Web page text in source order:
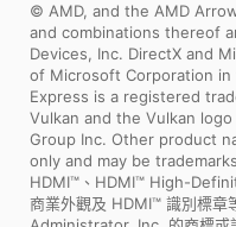
© AMD, and the AMD
and combinations thereof
Devices, Inc. DirectX and
of Microsoft Corporation in
Express is a registered
Vulkan and the Vulkan
Group Inc. Other product
only and may be
HDMI™、HDMI™ High-
商業外觀及 HDMI™ 識別標